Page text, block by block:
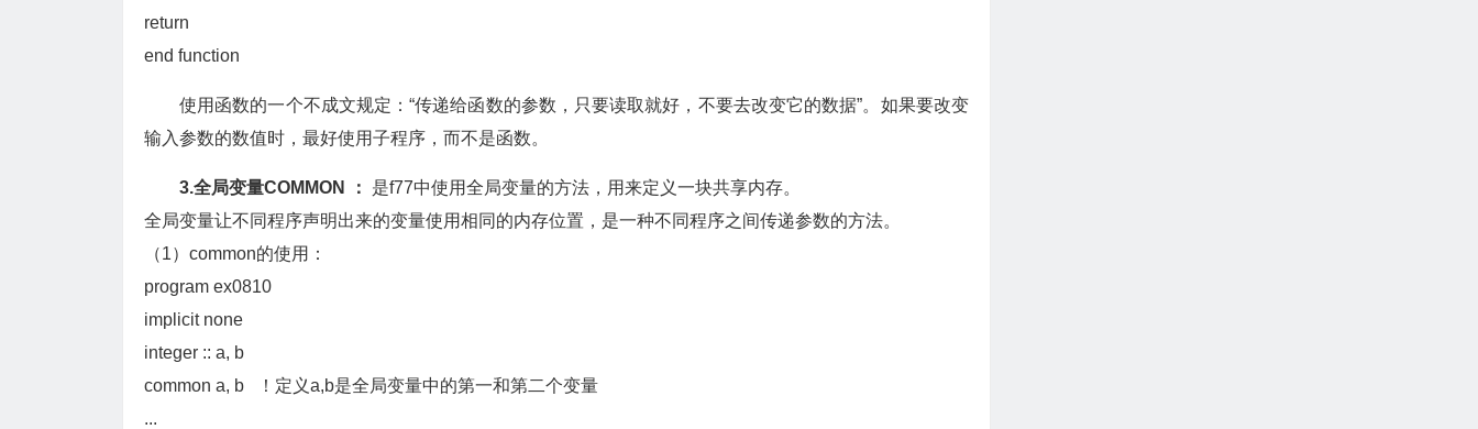
return
end function
使用函数的一个不成文规定：“传递给函数的参数，只要读取就好，不要去改变它的数据”。如果要改变
输入参数的数值时，最好使用子程序，而不是函数。
3.全局变量COMMON ：
是f77中使用全局变量的方法，用来定义一块共享内存。
全局变量让不同程序声明出来的变量使用相同的内存位置，是一种不同程序之间传递参数的方法。
（1）common的使用：
program ex0810
implicit none
integer :: a, b
common a, b ！定义a,b是全局变量中的第一和第二个变量
...